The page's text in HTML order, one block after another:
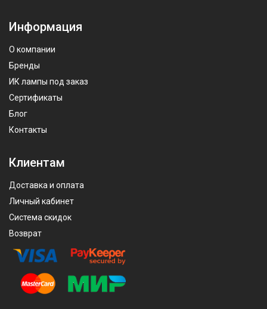
Информация
О компании
Бренды
ИК лампы под заказ
Сертификаты
Блог
Контакты
Клиентам
Доставка и оплата
Личный кабинет
Система скидок
Возврат